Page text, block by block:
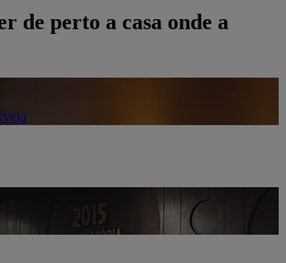
de perto a casa onde a